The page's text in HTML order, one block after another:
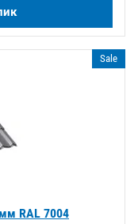
Sale
RAL 7004